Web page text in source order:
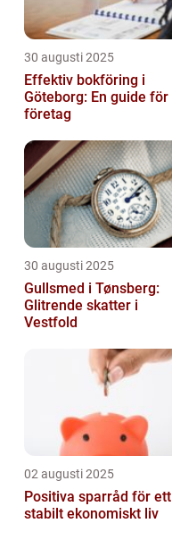
30 augusti 2025
Effektiv bokföring i
Göteborg: En guide för
företag
30 augusti 2025
Gullsmed i Tønsberg:
Glitrende skatter i
Vestfold
02 augusti 2025
Positiva sparråd för ett
stabilt ekonomiskt liv